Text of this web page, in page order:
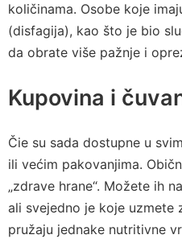
količinama. Osobe koje
(disfagija), kao što je bio
da obrate više pažnje i
Kupovina i
Čie su sada dostupne u
ili većim pakovanjima.
„zdrave hrane“. Možete ih
ali svejedno je koje
pružaju jednake nutritivne